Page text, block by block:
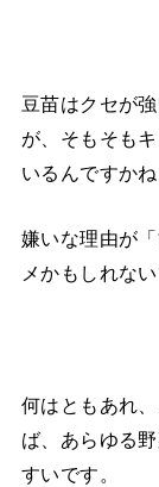
豆苗はクセが
が、そもそも
いるんですかね
嫌いな理由が
メかもしれない
何はともあれ
ば、あらゆる
すいです。